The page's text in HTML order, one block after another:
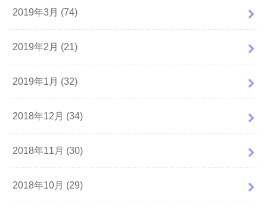
2019年3月 (74)
2019年2月 (21)
2019年1月 (32)
2018年12月 (34)
2018年11月 (30)
2018年10月 (29)